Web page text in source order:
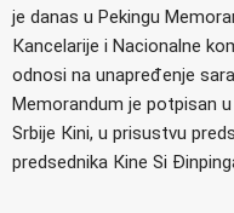
je danas u Pekingu
Кancelarije i Nacionalne
odnosi na unapređenje
Memorandum je potpisan
Srbije Кini, u prisustvu
predsednika Кine Si